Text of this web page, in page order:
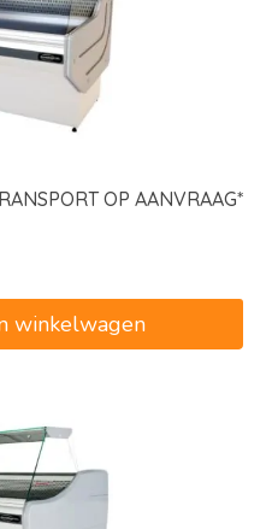
OP AANVRAAG*
winkelwagen